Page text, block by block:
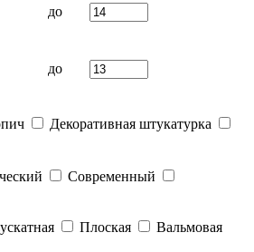
до
до
Декоративная штукатурка
Современный
Плоская
Вальмовая